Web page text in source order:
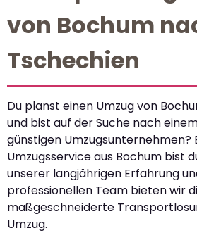
von Bochum
Tschechien
Du planst einen Umzug von
und bist auf der Suche nach
günstigen Umzugsunternehmen?
Umzugsservice aus Bochum bist
unserer langjährigen Erfahrung
professionellen Team bieten wir
maßgeschneiderte
Umzug.